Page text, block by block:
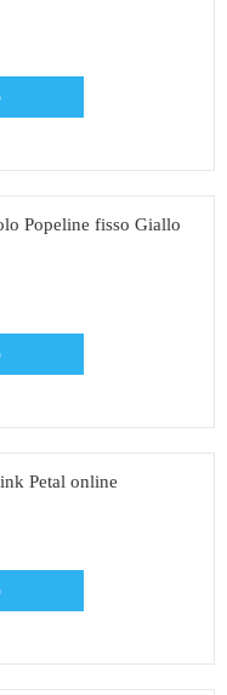
Popeline fisso Giallo
Petal online